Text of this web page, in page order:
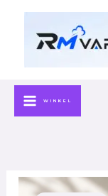
Doorgaan
inhoud
WINKEL